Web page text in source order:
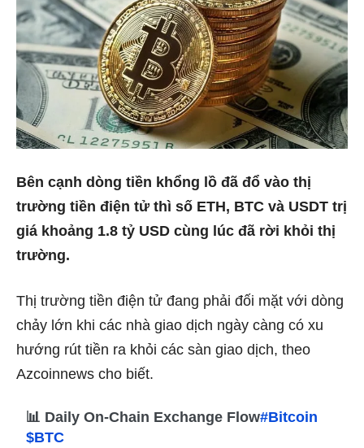
Bên cạnh dòng tiền khổng lồ đã đổ vào thị
trường tiền điện tử thì số ETH, BTC và USDT trị
giá khoảng 1.8 tỷ USD cùng lúc đã rời khỏi thị
trường.
Thị trường tiền điện tử đang phải đối mặt với dòng
chảy lớn khi các nhà giao dịch ngày càng có xu
hướng rút tiền ra khỏi các sàn giao dịch, theo
Azcoinnews cho biết.
📊 Daily On-Chain Exchange Flow#Bitcoin
$BTC